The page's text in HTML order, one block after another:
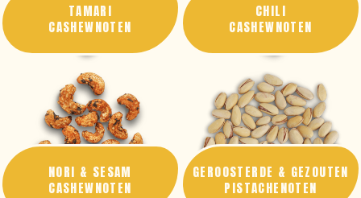
TAMARI
CASHEWNOTEN
CHILI
CASHEWNOTEN
NORI & SESAM
CASHEWNOTEN
GEROOSTERDE & GEZOUTEN
PISTACHENOTEN